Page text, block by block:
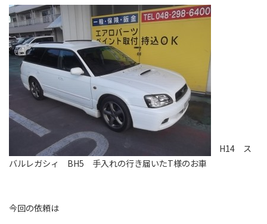
H14 ス
バルレガシィ BH5 手入れの行き届いたT様のお車
今回の依頼は